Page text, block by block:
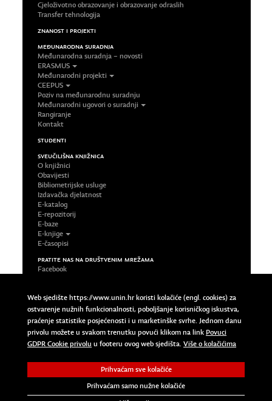
Cjeloživotno obrazovanje i obrazovanje odraslih
Transfer tehnologija
ZNANOST I PROJEKTI
MEĐUNARODNA SURADNJA
Međunarodna suradnja – novosti
ERASMUS
Međunarodni projekti
CEEPUS
Poziv na međunarodnu suradnju
Međunarodni ugovori o suradnji
Rangiranje
Kontakt
STUDENTI
SVEUČILIŠNA KNJIŽNICA
O knjižnici
Obavijesti
Bibliometrijske usluge
Izdavačka djelatnost
E-katalog
E-repozitorij
E-baze
E-knjige
E-časopisi
PRATITE NAS NA DRUŠTVENIM MREŽAMA
Facebook
Twitter
Impressum
Uvjeti korištenja
Pravila privatnosti
Povuci GDPR Cookie privolu
Copyright © 2023 Sveučilište Sjever | University North. All
Rights Reserved.
Web sjedište https://www.unin.hr koristi kolačiće (engl. cookies) za
ostvarenje nužnih funkcionalnosti, poboljšanje korisničkog iskustva,
praćenje statistike posjećenosti i u marketinške svrhe. Jednom danu
privolu možete u svakom trenutku povući klikom na link Povuci
GDPR Cookie privolu u footeru ovog web sjedišta. Više o kolačićima
Prihvaćam sve kolačiće
Prihvaćam samo nužne kolačiće